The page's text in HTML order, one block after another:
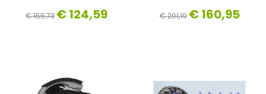
€ 155,73 € 124,59 € 201,19 € 160,95